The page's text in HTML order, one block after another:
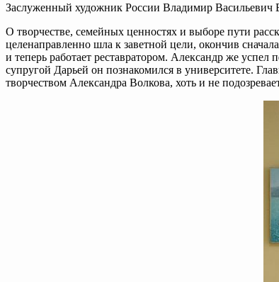
Заслуженный художник России Владимир Васильевич
О творчестве, семейных ценностях и выборе пути
целенаправленно шла к заветной цели, окончив
и теперь работает реставратором. Александр же
супругой Дарьей он познакомился в университете.
творчеством Александра Волкова, хоть и не